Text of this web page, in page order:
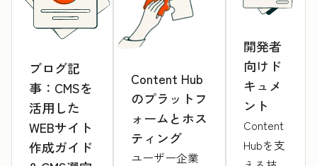
ブログ記
事：CMSを
活用した
WEBサイト
作成ガイド
Content Hub
のプラットフ
ォームとホス
ティング
ユーザー企業
開発者
向けド
キュメ
ント
Content
Hubを支